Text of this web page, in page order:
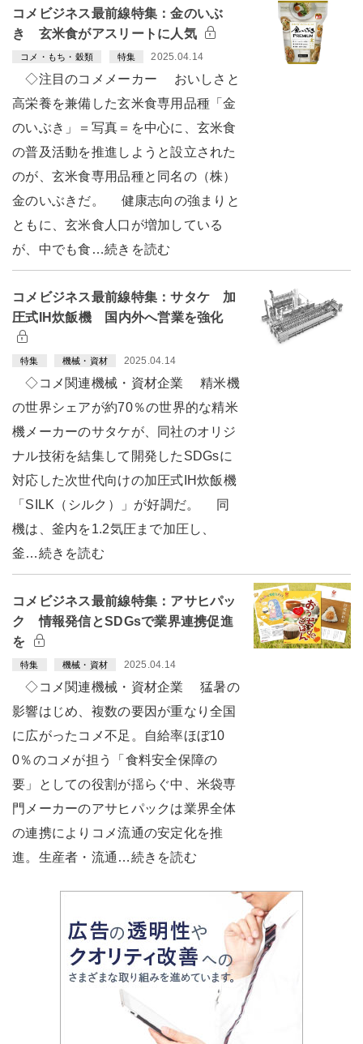
コメビジネス最前線特集：金のいぶ
き 玄米食がアスリートに人気
コメ・もち・穀類 特集 2025.04.14
◇注目のコメメーカー おいしさと
高栄養を兼備した玄米食専用品種「金
のいぶき」＝写真＝を中心に、玄米食
の普及活動を推進しようと設立された
のが、玄米食専用品種と同名の（株）
金のいぶきだ。 健康志向の強まりと
ともに、玄米食人口が増加している
が、中でも食…続きを読む
コメビジネス最前線特集：サタケ 加
圧式IH炊飯機 国内外へ営業を強化
特集 機械・資材 2025.04.14
◇コメ関連機械・資材企業 精米機
の世界シェアが約70％の世界的な精米
機メーカーのサタケが、同社のオリジ
ナル技術を結集して開発したSDGsに
対応した次世代向けの加圧式IH炊飯機
「SILK（シルク）」が好調だ。 同
機は、釜内を1.2気圧まで加圧し、
釜…続きを読む
コメビジネス最前線特集：アサヒパッ
ク 情報発信とSDGsで業界連携促進
を
特集 機械・資材 2025.04.14
◇コメ関連機械・資材企業 猛暑の
影響はじめ、複数の要因が重なり全国
に広がったコメ不足。自給率ほぼ10
0％のコメが担う「食料安全保障の
要」としての役割が揺らぐ中、米袋専
門メーカーのアサヒパックは業界全体
の連携によりコメ流通の安定化を推
進。生産者・流通…続きを読む